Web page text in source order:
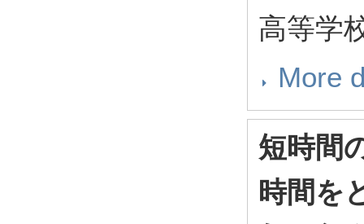
高等学
More
短時間
時間を